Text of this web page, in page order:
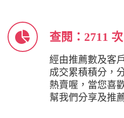
查閱：2711 次
經由推薦數及客
成交累積積分，
熱賣喔，當您喜
幫我們分享及推